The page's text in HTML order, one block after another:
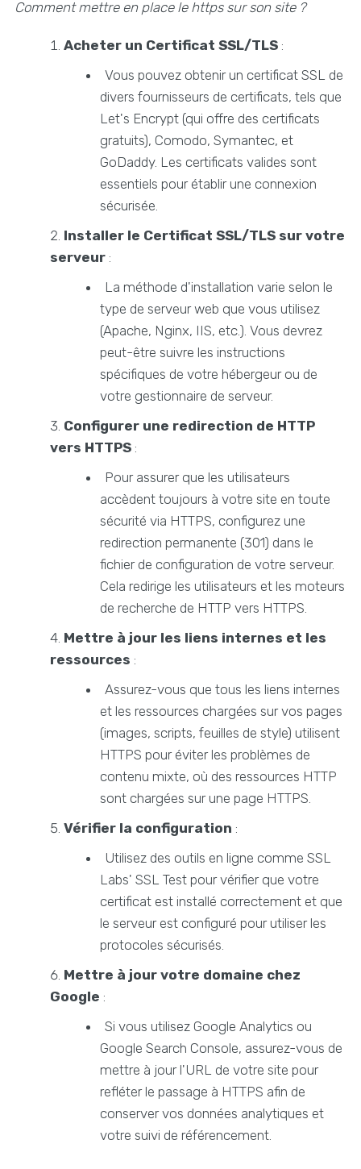
Comment mettre en place le https sur son site ?
Acheter un Certificat SSL/TLS :
Vous pouvez obtenir un certificat SSL de
divers fournisseurs de certificats, tels que
Let's Encrypt (qui offre des certificats
gratuits), Comodo, Symantec, et
GoDaddy. Les certificats valides sont
essentiels pour établir une connexion
sécurisée.
Installer le Certificat SSL/TLS sur votre
serveur :
La méthode d'installation varie selon le
type de serveur web que vous utilisez
(Apache, Nginx, IIS, etc.). Vous devrez
peut-être suivre les instructions
spécifiques de votre hébergeur ou de
votre gestionnaire de serveur.
Configurer une redirection de HTTP
vers HTTPS :
Pour assurer que les utilisateurs
accèdent toujours à votre site en toute
sécurité via HTTPS, configurez une
redirection permanente (301) dans le
fichier de configuration de votre serveur.
Cela redirige les utilisateurs et les moteurs
de recherche de HTTP vers HTTPS.
Mettre à jour les liens internes et les
ressources :
Assurez-vous que tous les liens internes
et les ressources chargées sur vos pages
(images, scripts, feuilles de style) utilisent
HTTPS pour éviter les problèmes de
contenu mixte, où des ressources HTTP
sont chargées sur une page HTTPS.
Vérifier la configuration :
Utilisez des outils en ligne comme SSL
Labs' SSL Test pour vérifier que votre
certificat est installé correctement et que
le serveur est configuré pour utiliser les
protocoles sécurisés.
Mettre à jour votre domaine chez
Google :
Si vous utilisez Google Analytics ou
Google Search Console, assurez-vous de
mettre à jour l'URL de votre site pour
refléter le passage à HTTPS afin de
conserver vos données analytiques et
votre suivi de référencement.